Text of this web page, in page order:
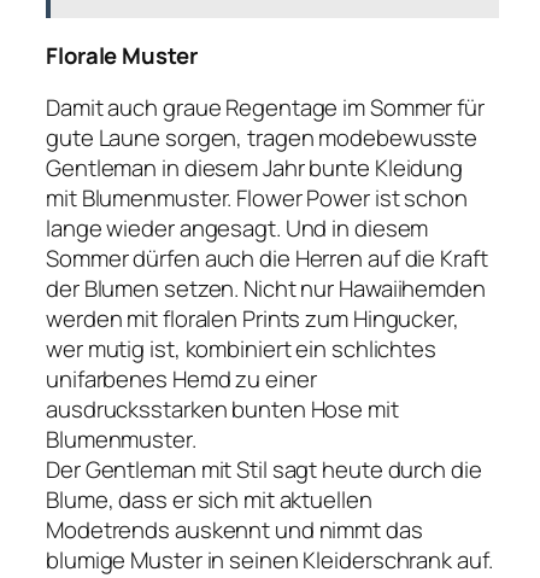
Florale Muster
Damit auch graue Regentage im Sommer für
gute Laune sorgen, tragen modebewusste
Gentleman in diesem Jahr bunte Kleidung
mit Blumenmuster. Flower Power ist schon
lange wieder angesagt. Und in diesem
Sommer dürfen auch die Herren auf die Kraft
der Blumen setzen. Nicht nur Hawaiihemden
werden mit floralen Prints zum Hingucker,
wer mutig ist, kombiniert ein schlichtes
unifarbenes Hemd zu einer
ausdrucksstarken bunten Hose mit
Blumenmuster.
Der Gentleman mit Stil sagt heute durch die
Blume, dass er sich mit aktuellen
Modetrends auskennt und nimmt das
blumige Muster in seinen Kleiderschrank auf.